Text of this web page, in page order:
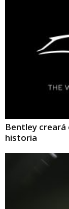
Bentley creará
historia